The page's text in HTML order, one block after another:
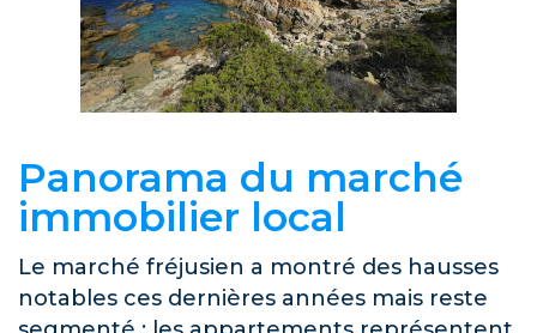
Panorama du marché
immobilier local
Le marché fréjusien a montré des hausses
notables ces dernières années mais reste